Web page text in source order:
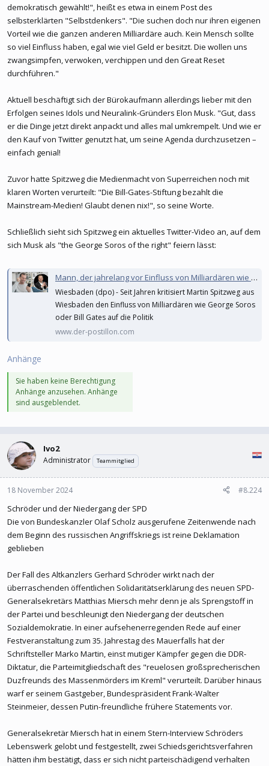
demokratisch gewählt!", heißt es etwa in einem Post des
selbsterklärten "Selbstdenkers". "Die suchen doch nur ihren eigenen
Vorteil wie die ganzen anderen Milliardäre auch. Kein Mensch sollte
so viel Einfluss haben, egal wie viel Geld er besitzt. Die wollen uns
zwangsimpfen, verwoken, verchippen und den Great Reset
durchführen."
Aktuell beschäftigt sich der Bürokaufmann allerdings lieber mit den
Erfolgen seines Idols und Neuralink-Gründers Elon Musk. "Gut, dass
er die Dinge jetzt direkt anpackt und alles mal umkrempelt. Und wie er
den Kauf von Twitter genutzt hat, um seine Agenda durchzusetzen –
einfach genial!
Zuvor hatte Spitzweg die Medienmacht von Superreichen noch mit
klaren Worten verurteilt: "Die Bill-Gates-Stiftung bezahlt die
Mainstream-Medien! Glaubt denen nix!", so seine Worte.
Schließlich sieht sich Spitzweg ein aktuelles Twitter-Video an, auf dem
sich Musk als "the George Soros of the right" feiern lässt:
Mann, der jahrelang vor Einfluss von Milliardären wie Soros und Gates warnte, feiert Einfluss von Elon Musk
Wiesbaden (dpo) - Seit Jahren kritisiert Martin Spitzweg aus
Wiesbaden den Einfluss von Milliardären wie George Soros
oder Bill Gates auf die Politik
www.der-postillon.com
Anhänge
Sie haben keine Berechtigung
Anhänge anzusehen. Anhänge
sind ausgeblendet.
Ivo2
Administrator Teammitglied
18 November 2024 #8.224
Schröder und der Niedergang der SPD
Die von Bundeskanzler Olaf Scholz ausgerufene Zeitenwende nach
dem Beginn des russischen Angriffskriegs ist reine Deklamation
geblieben
Der Fall des Altkanzlers Gerhard Schröder wirkt nach der
überraschenden öffentlichen Solidaritätserklärung des neuen SPD-
Generalsekretärs Matthias Miersch mehr denn je als Sprengstoff in
der Partei und beschleunigt den Niedergang der deutschen
Sozialdemokratie. In einer aufsehenerregenden Rede auf einer
Festveranstaltung zum 35. Jahrestag des Mauerfalls hat der
Schriftsteller Marko Martin, einst mutiger Kämpfer gegen die DDR-
Diktatur, die Parteimitgliedschaft des "reuelosen großsprecherischen
Duzfreunds des Massenmörders im Kreml" verurteilt. Darüber hinaus
warf er seinem Gastgeber, Bundespräsident Frank-Walter
Steinmeier, dessen Putin-freundliche frühere Statements vor.
Generalsekretär Miersch hat in einem Stern-Interview Schröders
Lebenswerk gelobt und festgestellt, zwei Schiedsgerichtsverfahren
hätten ihm bestätigt, dass er sich nicht parteischädigend verhalten